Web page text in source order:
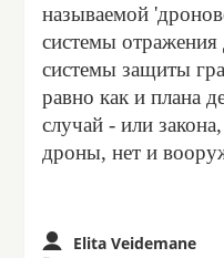
называемой
системы
системы защиты
равно как и плана
случай - или
дроны, нет и
Elita Veidemane